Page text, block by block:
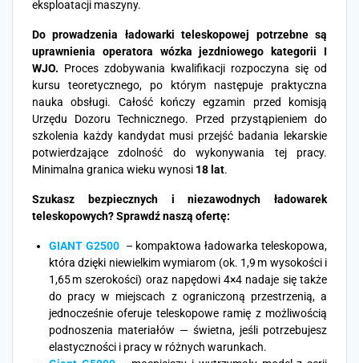
eksploatacji maszyny.
Do prowadzenia ładowarki teleskopowej potrzebne są
uprawnienia operatora wózka jezdniowego kategorii I
WJO. Proces zdobywania kwalifikacji rozpoczyna się od
kursu teoretycznego, po którym następuje praktyczna
nauka obsługi. Całość kończy egzamin przed komisją
Urzędu Dozoru Technicznego. Przed przystąpieniem do
szkolenia każdy kandydat musi przejść badania lekarskie
potwierdzające zdolność do wykonywania tej pracy.
Minimalna granica wieku wynosi 18 lat.
Szukasz bezpiecznych i niezawodnych ładowarek
teleskopowych? Sprawdź naszą ofertę:
GIANT G2500– kompaktowa ładowarka teleskopowa,
która dzięki niewielkim wymiarom (ok. 1,9 m wysokości i
1,65 m szerokości) oraz napędowi 4×4 nadaje się także
do pracy w miejscach z ograniczoną przestrzenią, a
jednocześnie oferuje teleskopowe ramię z możliwością
podnoszenia materiałów — świetna, jeśli potrzebujesz
elastyczności i pracy w różnych warunkach.